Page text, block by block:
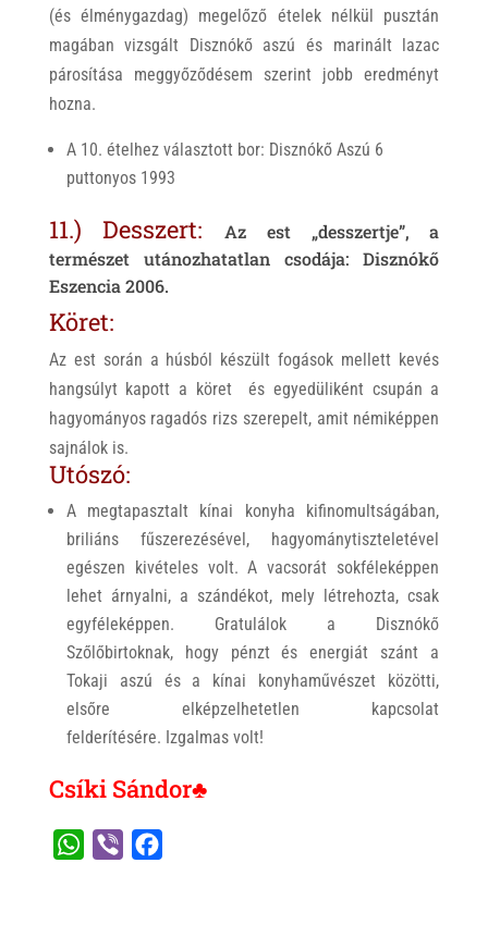
(és élménygazdag) megelőző ételek nélkül pusztán
magában vizsgált Disznókő aszú és marinált lazac
párosítása meggyőződésem szerint jobb eredményt
hozna.
A 10. ételhez választott bor: Disznókő Aszú 6
puttonyos 1993
11.) Desszert:Az est „desszertje”, a
természet utánozhatatlan csodája:
Disznókő
Eszencia 2006.
Köret:
Az est során a húsból készült fogások mellett kevés
hangsúlyt kapott a köret és egyedüliként csupán a
hagyományos ragadós rizs szerepelt, amit némiképpen
sajnálok is.
Utószó:
A megtapasztalt kínai konyha kifinomultságában,
briliáns fűszerezésével, hagyománytiszteletével
egészen kivételes volt. A vacsorát sokféleképpen
lehet árnyalni, a szándékot, mely létrehozta, csak
egyféleképpen. Gratulálok a Disznókő
Szőlőbirtoknak, hogy pénzt és energiát szánt a
Tokaji aszú és a kínai konyhaművészet közötti,
elsőre elképzelhetetlen kapcsolat
felderítésére. Izgalmas volt!
Csíki Sándor♣